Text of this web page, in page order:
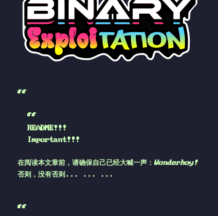
README!!!
Important!!!
在阅读本文章前，请确保自己已经大喊一声： Wonderhoy!
否则，没有否则... ... ...